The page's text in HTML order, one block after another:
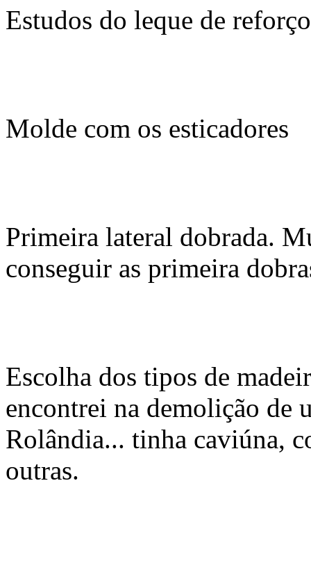
Estudos do leque de
Molde com os esticadores
Primeira lateral dobrada.
conseguir as primeira
Escolha dos tipos de
encontrei na demolição de
Rolândia... tinha caviúna,
outras.